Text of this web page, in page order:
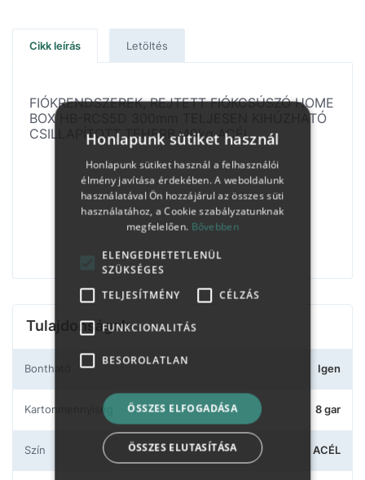
Cikk leírás Letöltés
FIÓKRENDSZEREK, REJTETT FIÓKCSÚSZÓ HOME
BOX HB-RCS5D 300mm TELJESEN KIHÚZHATÓ
CSILLAPÍTOTT TEHERB.:40kg ACÉL
Tulajdonságok
Bontható Igen
Kartonmennyiség 8 gar
Szín ACÉL
Honlapunk sütiket használ
Honlapunk sütiket használ a felhasználói
élmény javítása érdekében. A weboldalunk
használatával Ön hozzájárul az összes süti
használatához, a Cookie szabályzatunknak
megfelelően. Bővebben
ELENGEDHETETLENÜL
SZÜKSÉGES
TELJESÍTMÉNY
CÉLZÁS
FUNKCIONALITÁS
BESOROLATLAN
ÖSSZES ELFOGADÁSA
ÖSSZES ELUTASÍTÁSA